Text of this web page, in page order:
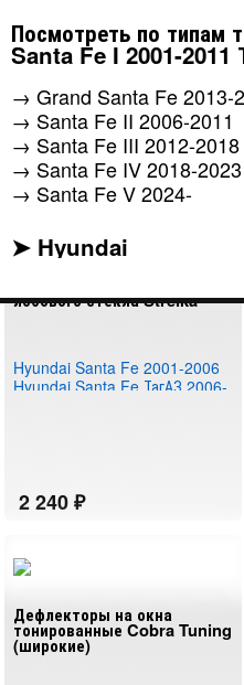
Посмотреть по типам
Santa Fe I 2001-2011
→ Grand Santa Fe 2013-
→ Santa Fe II 2006-2011
→ Santa Fe III 2012-2018
→ Santa Fe IV 2018-2023
→ Santa Fe V 2024-
➤ Hyundai
все модели
лобового стекла Strelka
Hyundai Santa Fe 2001-2006
Hyundai Santa Fe ТагАЗ 2006-
Дефлекторы на окна
тонированные Cobra Tuning
(широкие)